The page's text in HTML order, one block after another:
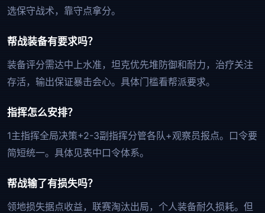
选保守战术，靠守点拿分。
帮战装备有要求吗？
装备评分需达中上水准，坦克优先堆防御和耐力，治疗关注
存活，输出保证暴击会心。具体门槛看帮派要求。
指挥怎么安排？
1主指挥全局决策+2-3副指挥分管各队+观察员报点。口令要
简短统一。具体见表中口令体系。
帮战输了有损失吗？
领地损失据点收益，联赛淘汰出局，个人装备耐久损耗。但